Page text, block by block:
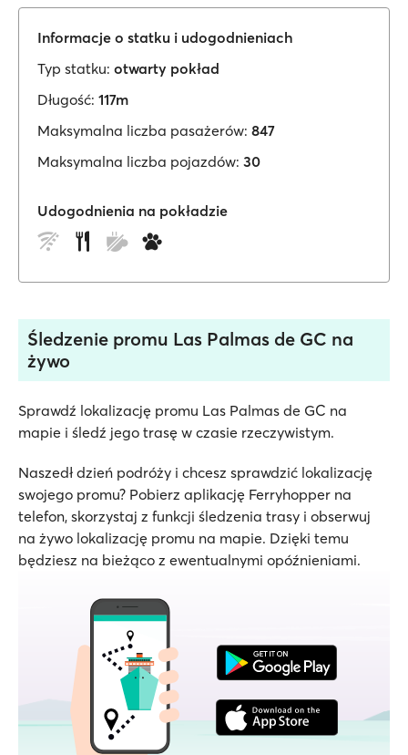
Informacje o statku i udogodnieniach
Typ statku: otwarty pokład
Długość: 117m
Maksymalna liczba pasażerów: 847
Maksymalna liczba pojazdów: 30
Udogodnienia na pokładzie
Śledzenie promu Las Palmas de GC na
żywo
Sprawdź lokalizację promu Las Palmas de GC na
mapie i śledź jego trasę w czasie rzeczywistym.
Naszedł dzień podróży i chcesz sprawdzić lokalizację
swojego promu? Pobierz aplikację Ferryhopper na
telefon, skorzystaj z funkcji śledzenia trasy i obserwuj
na żywo lokalizację promu na mapie. Dzięki temu
będziesz na bieżąco z ewentualnymi opóźnieniami.